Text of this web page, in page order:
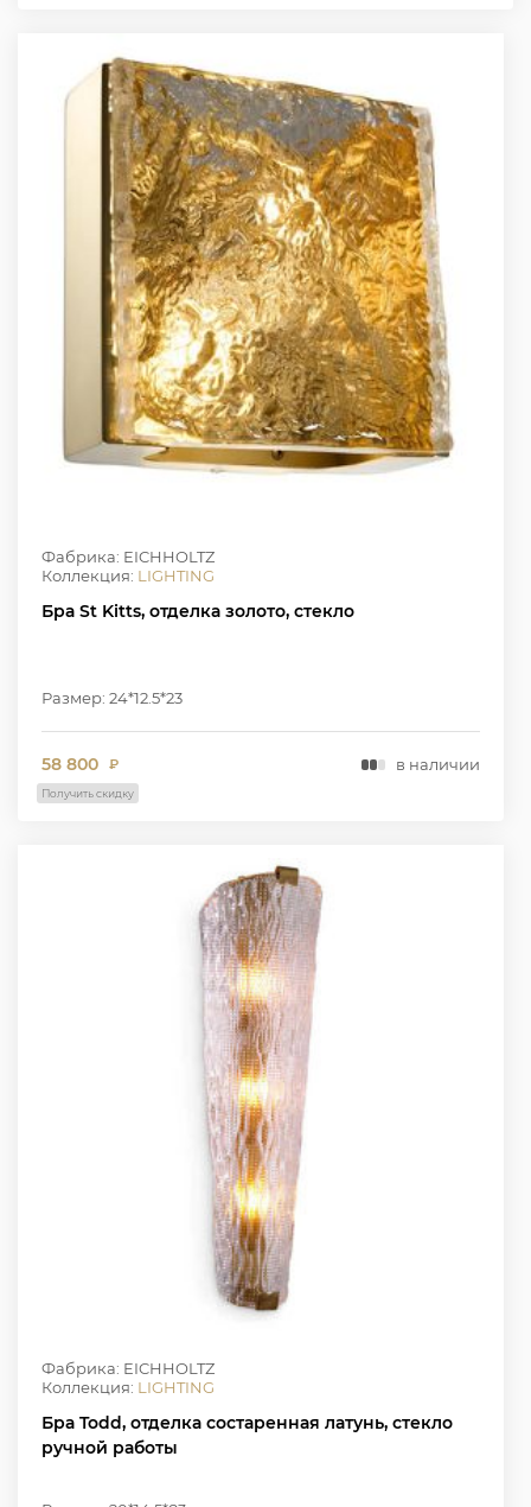
Фабрика: EICHHOLTZ
Коллекция: LIGHTING
Бра St Kitts, отделка золото, стекло
Размер: 24*12.5*23
58 800 ₽ в наличии
Получить скидку
Фабрика: EICHHOLTZ
Коллекция: LIGHTING
Бра Todd, отделка состаренная латунь, стекло
ручной работы